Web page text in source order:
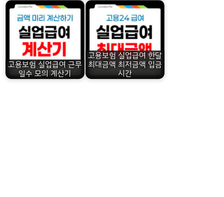
고용보험 실업급여 근무
일수 모의 계산기
고용보험 실업급여 한달
최대금액 최저금액 입금
시간